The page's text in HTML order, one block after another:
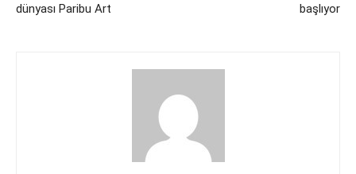
dünyası Paribu Art
başlıyor